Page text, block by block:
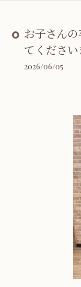
お子さん
てくださ
2026/06/05